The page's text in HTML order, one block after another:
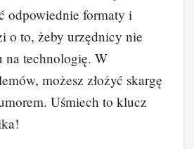
odpowiednie formaty i
o to, żeby urzędnicy nie
na technologię. W
możesz złożyć skargę
Uśmiech to klucz